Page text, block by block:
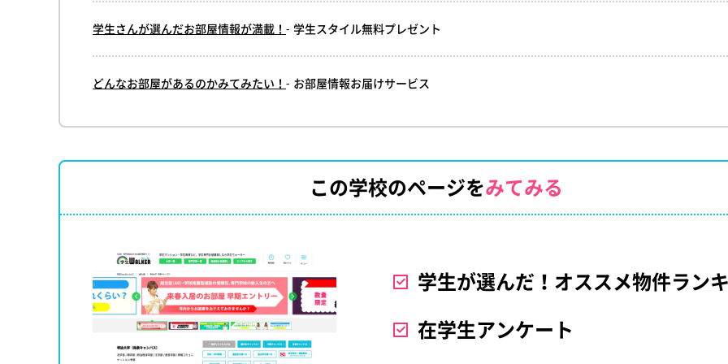
学生さんが選んだお部屋情報が満載！ - 学生スタイル無料プレゼント
どんなお部屋があるのかみてみたい！ - お部屋情報お届けサービス
この学校のページをみてみる
学生が選んだ！オススメ物件ラン
在学生アンケート